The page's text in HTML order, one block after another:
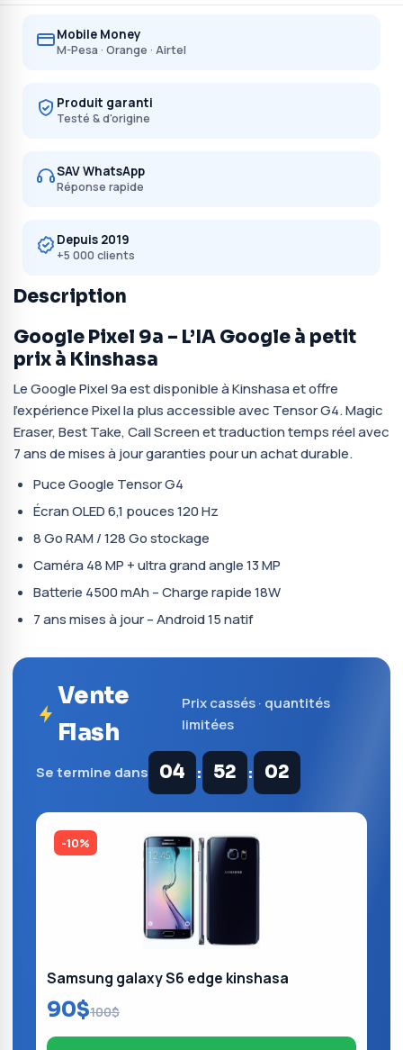
Mobile Money
M-Pesa · Orange · Airtel
Produit garanti
Testé & d'origine
SAV WhatsApp
Réponse rapide
Depuis 2019
+5 000 clients
Description
Google Pixel 9a – L’IA Google à petit
prix à Kinshasa
Le Google Pixel 9a est disponible à Kinshasa et offre
l’expérience Pixel la plus accessible avec Tensor G4. Magic
Eraser, Best Take, Call Screen et traduction temps réel avec
7 ans de mises à jour garanties pour un achat durable.
Puce Google Tensor G4
Écran OLED 6,1 pouces 120 Hz
8 Go RAM / 128 Go stockage
Caméra 48 MP + ultra grand angle 13 MP
Batterie 4500 mAh – Charge rapide 18W
7 ans mises à jour – Android 15 natif
Vente
Flash
Prix cassés · quantités
limitées
Se termine dans 04 : 52 : 02
-10%
Samsung galaxy S6 edge kinshasa
90$100$